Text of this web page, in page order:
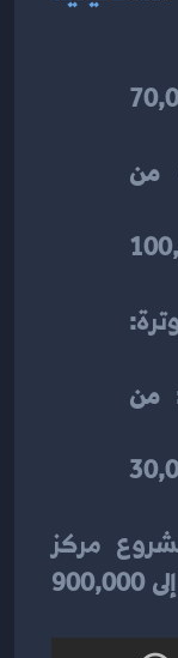
: من 30,000
تكلفة مشروع مركز